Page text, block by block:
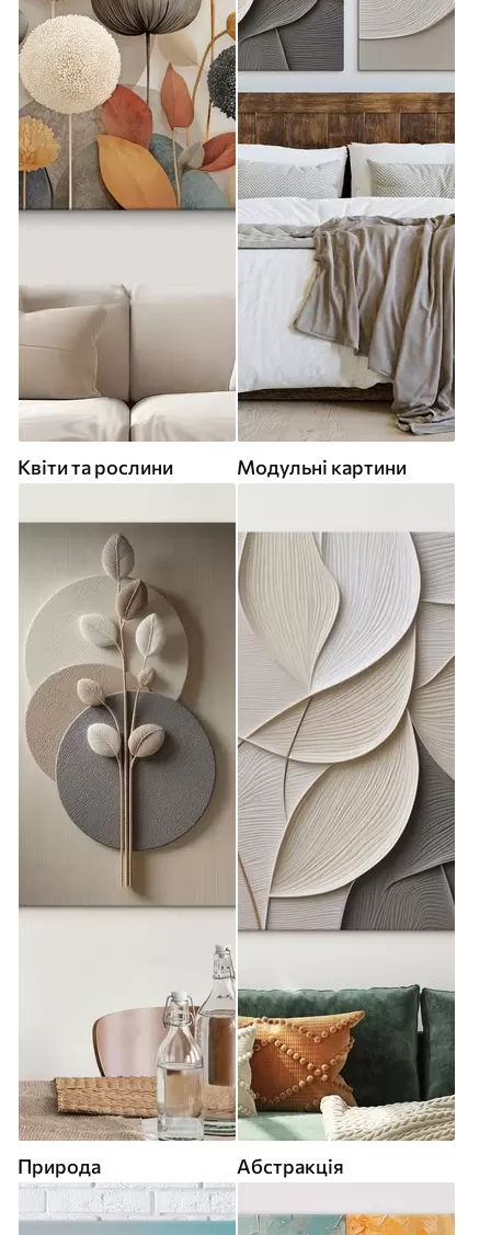
Квіти та рослини Модульні картини
Природа Абстракція